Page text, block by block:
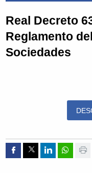
Real Decreto
Reglamento
Sociedades
Compartir porCompartir por
Compartir